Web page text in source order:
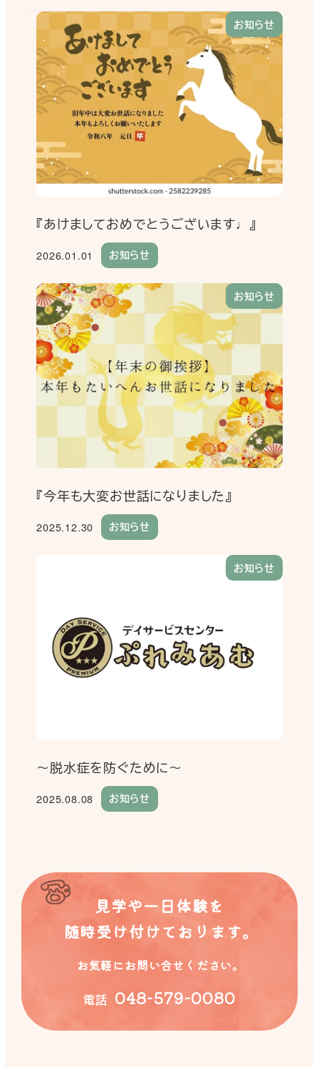
お知らせ
『あけましておめでとうございます♩』
投稿日
2026.01.01 お知らせ
お知らせ
『今年も大変お世話になりました』
投稿日
2025.12.30 お知らせ
お知らせ
～脱水症を防ぐために～
投稿日
2025.08.08 お知らせ
見学や一日体験を
随時受け付けております。
お気軽にお問い合せください。
電話 048-579-0080